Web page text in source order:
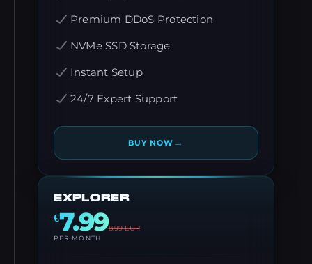
Premium DDoS Protection
NVMe SSD Storage
Instant Setup
24/7 Expert Support
BUY NOW →
EXPLORER
€7.998.99EUR
PER MONTH